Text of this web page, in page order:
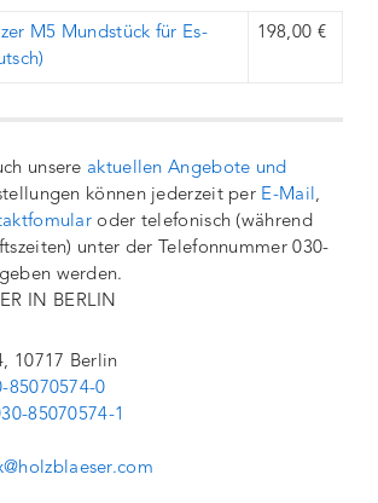
M5 Mundstück für Es-
198,00 €
unsere aktuellen Angebote und
können jederzeit per E-Mail,
oder telefonisch (während
unter der Telefonnummer 030-
werden.
IN BERLIN
10717 Berlin
85070574-0
85070574-1